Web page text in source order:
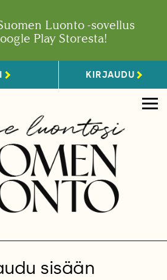
Luonto -sovellus
Play Storesta!
KIRJAUDU
sisään